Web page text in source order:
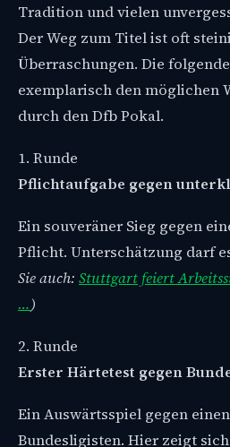
Tradition und vielen
Der Weg zum Titel ist oft
Überraschungen. Die
exemplarisch den möglichen
durch den Dfb Pokal.
1. Runde
Pflichtaufgabe gegen
Ein souveräner Sieg gegen
Pflicht. Unterschätzung darf
Sie auch: Stuttgart feiert
…)
2. Runde
Erster Härtetest gegen
Ein Auswärtsspiel gegen
Bundesligisten. Hier zeigt